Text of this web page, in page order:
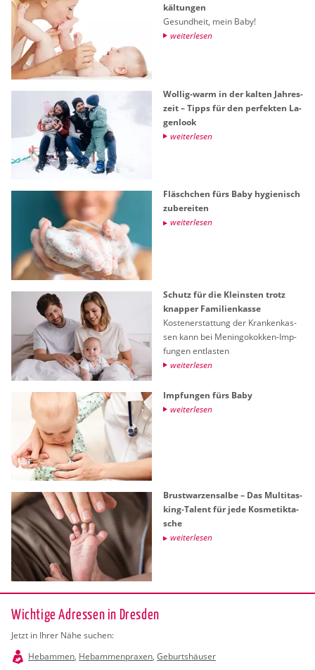
käl­tun­gen
Ge­sund­heit, mein Baby!
wei­ter­le­sen
Wol­lig-warm in der kal­ten Jah­res­
zeit – Tipps für den per­fek­ten La­
gen­look
wei­ter­le­sen
Fläsch­chen fürs Baby hy­gie­nisch
zu­be­rei­ten
wei­ter­le­sen
Schutz für die Kleins­ten trotz
knap­per Fa­mi­li­en­kas­se
Kos­ten­er­stat­tung der Kran­ken­kas­
sen kann bei Me­nin­go­kok­ken-Imp­
fun­gen ent­las­ten
wei­ter­le­sen
Imp­fun­gen fürs Baby
wei­ter­le­sen
Brust­war­zen­sal­be – Das Mul­ti­tas­
king-Ta­lent für jede Kos­me­tik­ta­
sche
wei­ter­le­sen
Wichtige Adressen in Dresden
Jetzt in Ihrer Nähe suchen:
Hebammen, Hebammenpraxen, Geburtshäuser